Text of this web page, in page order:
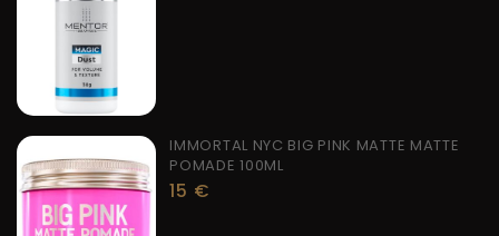
IMMORTAL NYC BIG PINK MATTE MATTE
POMADE 100ML
15 €